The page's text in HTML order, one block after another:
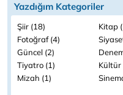
Yazdığım Kategoriler
Şiir (18)
Kitap
Fotoğraf (4)
Güncel (2)
Tiyatro (1)
Kültür
Mizah (1)